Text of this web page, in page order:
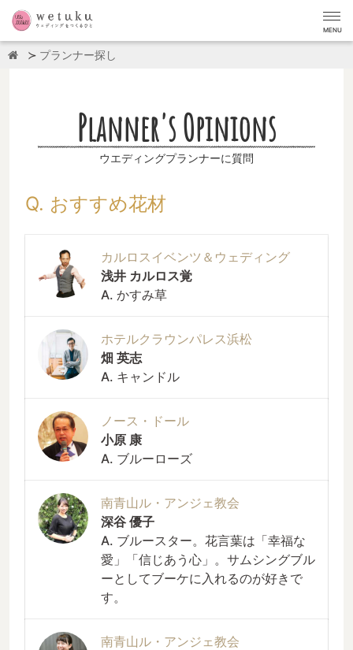
MENU
プランナー探し
Planner's Opinions
ウエディングプランナーに質問
Q. おすすめ花材
カルロスイベンツ＆ウェディング
浅井 カルロス覚
A. かすみ草
ホテルクラウンパレス浜松
畑 英志
A. キャンドル
ノース・ドール
小原 康
A. ブルーローズ
南青山ル・アンジェ教会
深谷 優子
A. ブルースター。花言葉は「幸福な
愛」「信じあう心」。サムシングブル
ーとしてブーケに入れるのが好きで
す。
南青山ル・アンジェ教会